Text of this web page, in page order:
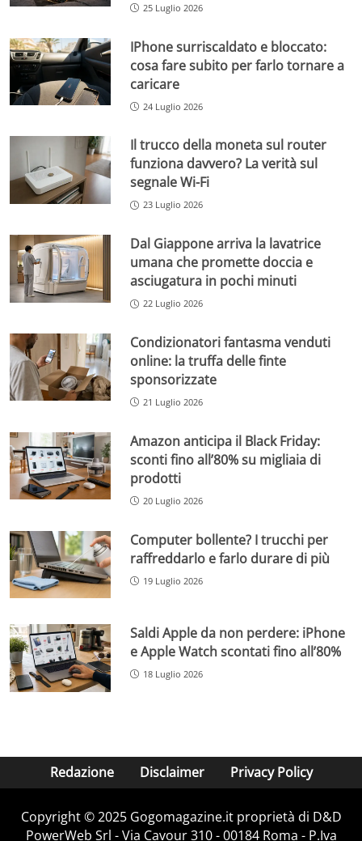
25 Luglio 2026
IPhone surriscaldato e bloccato:
cosa fare subito per farlo tornare a
caricare
24 Luglio 2026
Il trucco della moneta sul router
funziona davvero? La verità sul
segnale Wi-Fi
23 Luglio 2026
Dal Giappone arriva la lavatrice
umana che promette doccia e
asciugatura in pochi minuti
22 Luglio 2026
Condizionatori fantasma venduti
online: la truffa delle finte
sponsorizzate
21 Luglio 2026
Amazon anticipa il Black Friday:
sconti fino all’80% su migliaia di
prodotti
20 Luglio 2026
Computer bollente? I trucchi per
raffreddarlo e farlo durare di più
19 Luglio 2026
Saldi Apple da non perdere: iPhone
e Apple Watch scontati fino all’80%
18 Luglio 2026
Redazione Disclaimer Privacy Policy
Copyright © 2025 Gogomagazine.it proprietà di D&D
PowerWeb Srl - Via Cavour 310 - 00184 Roma - P.Iva